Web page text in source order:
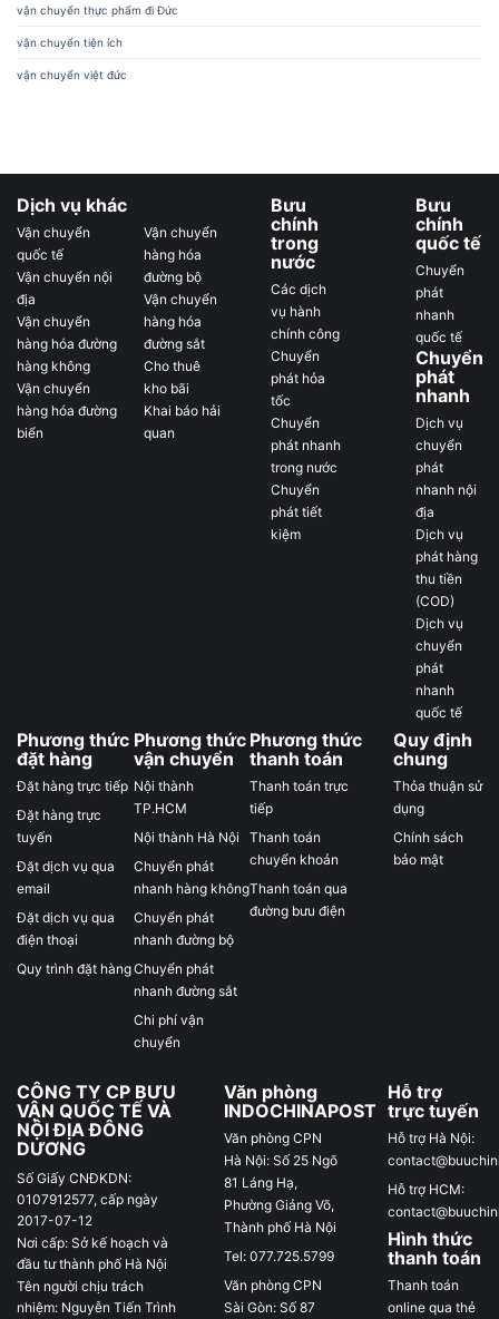
vận chuyển thực phẩm đi Đức
vận chuyển tiện ích
vận chuyển việt đức
Dịch vụ khác
Vận chuyển
quốc tế
Vận chuyển nội
địa
Vận chuyển
hàng hóa đường
hàng không
Vận chuyển
hàng hóa đường
biển
Vận chuyển
hàng hóa
đường bộ
Vận chuyển
hàng hóa
đường sắt
Cho thuê
kho bãi
Khai báo hải
quan
Bưu
chính
trong
nước
Các dịch
vụ hành
chính công
Chuyển
phát hỏa
tốc
Chuyển
phát nhanh
trong nước
Chuyển
phát tiết
kiệm
Bưu
chính
quốc tế
Chuyển
phát
nhanh
quốc tế
Chuyển
phát
nhanh
Dịch vụ
chuyển
phát
nhanh nội
địa
Dịch vụ
phát hàng
thu tiền
(COD)
Dịch vụ
chuyển
phát
nhanh
quốc tế
Phương thức
đặt hàng
Đặt hàng trực tiếp
Đặt hàng trực
tuyến
Đặt dịch vụ qua
email
Đặt dịch vụ qua
điện thoại
Quy trình đặt hàng
Phương thức
vận chuyển
Nội thành
TP.HCM
Nội thành Hà Nội
Chuyển phát
nhanh hàng không
Chuyển phát
nhanh đường bộ
Chuyển phát
nhanh đường sắt
Chi phí vận
chuyển
Phương thức
thanh toán
Thanh toán trực
tiếp
Thanh toán
chuyển khoản
Thanh toán qua
đường bưu điện
Quy định
chung
Thỏa thuận sử
dụng
Chính sách
bảo mật
CÔNG TY CP BƯU
VẬN QUỐC TẾ VÀ
NỘI ĐỊA ĐÔNG
DƯƠNG
Số Giấy CNĐKDN:
0107912577, cấp ngày
2017-07-12
Nơi cấp: Sở kế hoạch và
đầu tư thành phố Hà Nội
Tên người chịu trách
nhiệm: Nguyễn Tiến Trình
Văn phòng
INDOCHINAPOST
Văn phòng CPN
Hà Nội: Số 25 Ngõ
81 Láng Hạ,
Phường Giảng Võ,
Thành phố Hà Nội
Tel: 077.725.5799
Văn phòng CPN
Sài Gòn: Số 87
Hỗ trợ
trực tuyến
Hỗ trợ Hà Nội:
Hỗ trợ HCM:
Hình thức
thanh toán
Thanh toán
online qua thẻ